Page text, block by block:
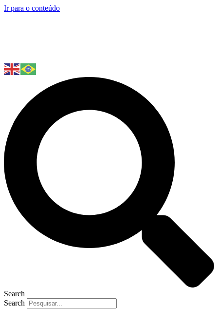
Ir para o conteúdo
Search
Search